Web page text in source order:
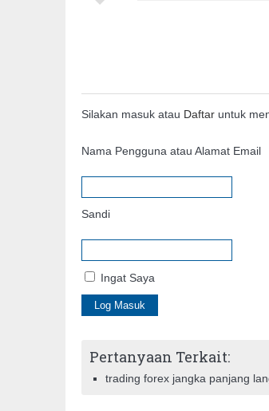
Silakan masuk atau Daftar untuk
Nama Pengguna atau Alamat Email
Sandi
Ingat Saya
Pertanyaan Terkait:
trading forex jangka panjang